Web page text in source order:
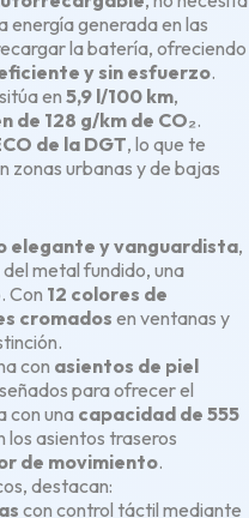
energía generada en las
la batería, ofreciendo
y sin esfuerzo.
en 5,9 l/100 km,
de 128 g/km de CO₂.
de la DGT, lo que te
zonas urbanas y de bajas
elegante y vanguardista,
metal fundido, una
Con 12 colores de
cromadosen ventanas y
con asientos de piel
para ofrecer el
con una capacidad de 555
los asientos traseros
de movimiento.
destacan:
con control táctil mediante